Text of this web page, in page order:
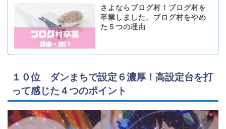
さよならブログ村！ブログ村を
卒業しました。ブログ村をやめ
た５つの理由
１０位 ダンまちで設定６濃厚！高設定台を打
って感じた４つのポイント